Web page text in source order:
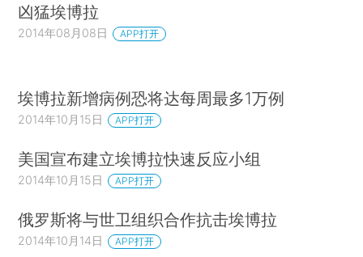
凶猛埃博拉
2014年08月08日 APP打开
埃博拉新增病例恐将达每周最多1万例
2014年10月15日 APP打开
美国宣布建立埃博拉快速反应小组
2014年10月15日 APP打开
俄罗斯将与世卫组织合作抗击埃博拉
2014年10月14日 APP打开